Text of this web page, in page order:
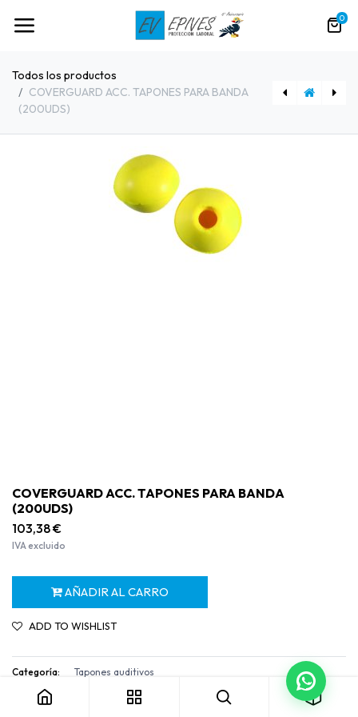
0
Todos los productos
COVERGUARD ACC. TAPONES PARA BANDA
(200UDS)
COVERGUARD ACC. TAPONES PARA BANDA
(200UDS)
103,38€
IVA excluido
AÑADIR AL CARRO
ADD TO WISHLIST
Categoría: Tapones auditivos
Términos y condiciones